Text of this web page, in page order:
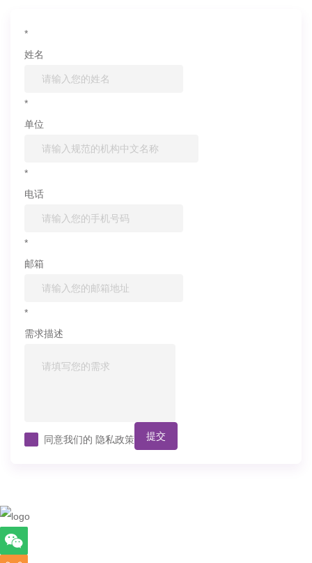
*
姓名
*
单位
*
电话
*
邮箱
*
需求描述
同意我们的 隐私政策 提交